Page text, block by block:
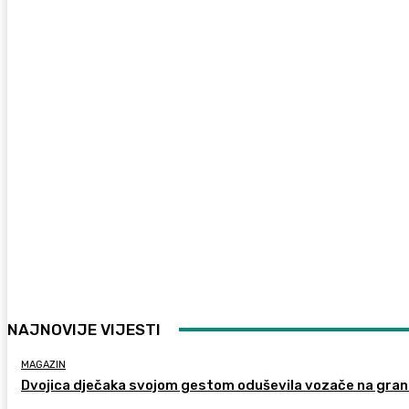
NAJNOVIJE VIJESTI
MAGAZIN
Dvojica dječaka svojom gestom oduševila vozače na